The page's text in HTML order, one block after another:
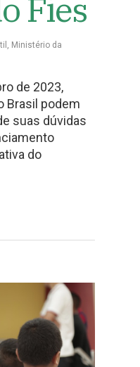
Fies
Ministério da
de 2023,
Brasil podem
suas dúvidas
do